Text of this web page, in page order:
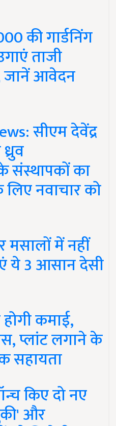
की गार्डनिंग
ताजी
जानें आवेदन
सीएम देवेंद्र
संस्थापकों का
नवाचार को
में नहीं
ये 3 आसान देसी
कमाई,
प्लांट लगाने के
सहायता
किए दो नए
और